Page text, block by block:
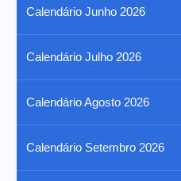
Calendário Junho 2026
Calendário Julho 2026
Calendário Agosto 2026
Calendário Setembro 2026